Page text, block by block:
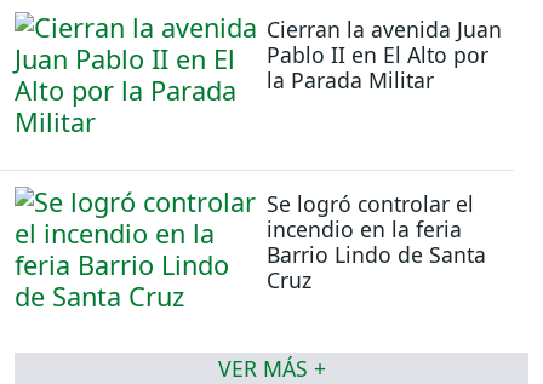
Cierran la avenida Juan
Pablo II en El Alto por
la Parada Militar
Se logró controlar el
incendio en la feria
Barrio Lindo de Santa
Cruz
VER MÁS +